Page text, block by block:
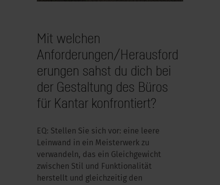
Mit welchen
Anforderungen/Herausford
erungen sahst du dich bei
der Gestaltung des Büros
für Kantar konfrontiert?
EQ: Stellen Sie sich vor: eine leere
Leinwand in ein Meisterwerk zu
verwandeln, das ein Gleichgewicht
zwischen Stil und Funktionalität
herstellt und gleichzeitig den